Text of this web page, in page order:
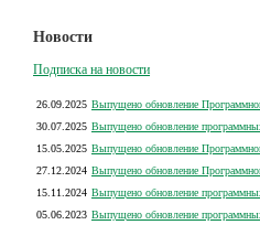
Новости
Подписка на новости
26.09.2025 Выпущено обновление
30.07.2025 Выпущено обновление
15.05.2025 Выпущено обновление
27.12.2024 Выпущено обновление
15.11.2024 Выпущено обновление
05.06.2023 Выпущено обновление